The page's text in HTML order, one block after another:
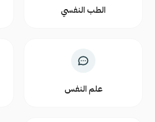
الطب النفسي
علم النفس